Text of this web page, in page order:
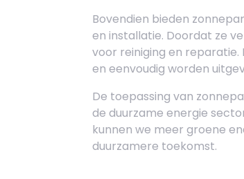
Bovendien bieden
en installatie. Doordat ze
voor reiniging en
en eenvoudig worden
De toepassing van
de duurzame energie
kunnen we meer groene
duurzamere toekomst.